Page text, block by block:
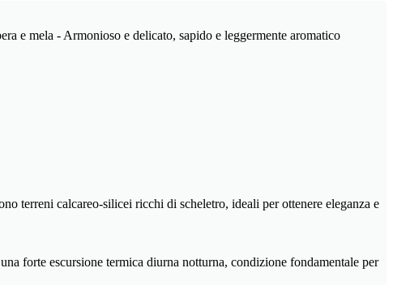
e mela - Armonioso e delicato, sapido e leggermente aromatico
terreni calcareo-silicei ricchi di scheletro, ideali per ottenere eleganza e
forte escursione termica diurna notturna, condizione fondamentale per